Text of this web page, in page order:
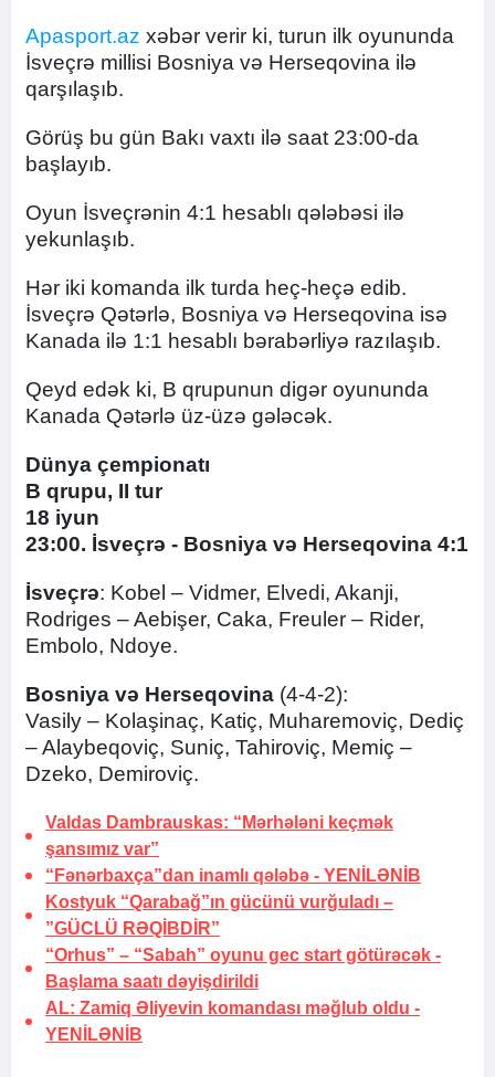
Apasport.az xəbər verir ki, turun ilk oyununda
İsveçrə millisi Bosniya və Herseqovina ilə
qarşılaşıb.
Görüş bu gün Bakı vaxtı ilə saat 23:00-da
başlayıb.
Oyun İsveçrənin 4:1 hesablı qələbəsi ilə
yekunlaşıb.
Hər iki komanda ilk turda heç-heçə edib.
İsveçrə Qətərlə, Bosniya və Herseqovina isə
Kanada ilə 1:1 hesablı bərabərliyə razılaşıb.
Qeyd edək ki, B qrupunun digər oyununda
Kanada Qətərlə üz-üzə gələcək.
Dünya çempionatı
B qrupu, II tur
18 iyun
23:00. İsveçrə - Bosniya və Herseqovina 4:1
İsveçrə: Kobel – Vidmer, Elvedi, Akanji,
Rodriges – Aebişer, Caka, Freuler – Rider,
Embolo, Ndoye.
Bosniya və Herseqovina (4-4-2):
Vasily – Kolaşinaç, Katiç, Muharemoviç, Dediç
– Alaybeqoviç, Suniç, Tahiroviç, Memiç –
Dzeko, Demiroviç.
Valdas Dambrauskas: “Mərhələni keçmək
şansımız var”
“Fənərbaxça”dan inamlı qələbə - YENİLƏNİB
Kostyuk “Qarabağ”ın gücünü vurğuladı –
”GÜCLÜ RƏQİBDİR”
“Orhus” – “Sabah” oyunu gec start götürəcək -
Başlama saatı dəyişdirildi
AL: Zamiq Əliyevin komandası məğlub oldu -
YENİLƏNİB